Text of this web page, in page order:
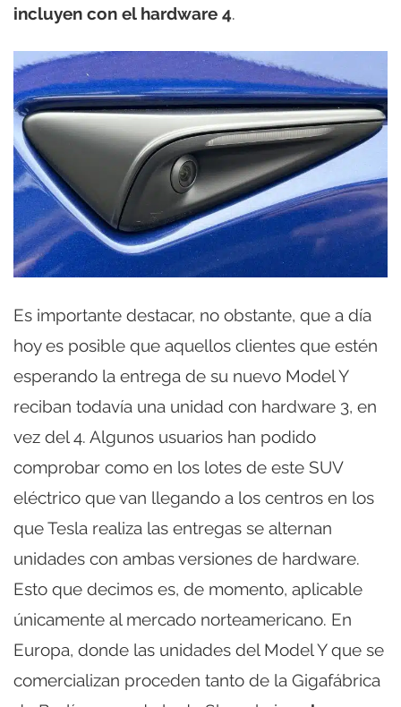
incluyen con el hardware 4.
Es importante destacar, no obstante, que a día
hoy es posible que aquellos clientes que estén
esperando la entrega de su nuevo Model Y
reciban todavía una unidad con hardware 3, en
vez del 4. Algunos usuarios han podido
comprobar como en los lotes de este SUV
eléctrico que van llegando a los centros en los
que Tesla realiza las entregas se alternan
unidades con ambas versiones de hardware.
Esto que decimos es, de momento, aplicable
únicamente al mercado norteamericano. En
Europa, donde las unidades del Model Y que se
comercializan proceden tanto de la Gigafábrica